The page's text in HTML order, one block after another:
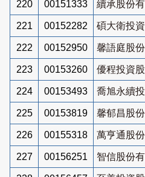
220 00151333 續承股份
221 00152282 碩大衛投
222 00152950 馨語庭股
223 00153260 優程投資
224 00153493 喬旭永續
225 00153819 馨郁昌股
226 00155318 萬亨通股
227 00156251 智信股份